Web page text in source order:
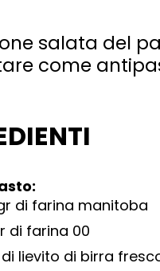
salata del
come
di farina manitoba
di farina 00
di lievito di birra